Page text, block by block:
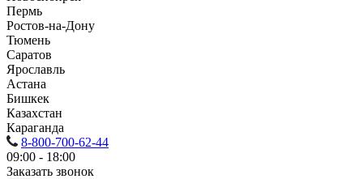
Пермь
Ростов-на-Дону
Тюмень
Саратов
Ярославль
Астана
Бишкек
Казахстан
Караганда
8-800-700-62-44
09:00 - 18:00
Заказать звонок